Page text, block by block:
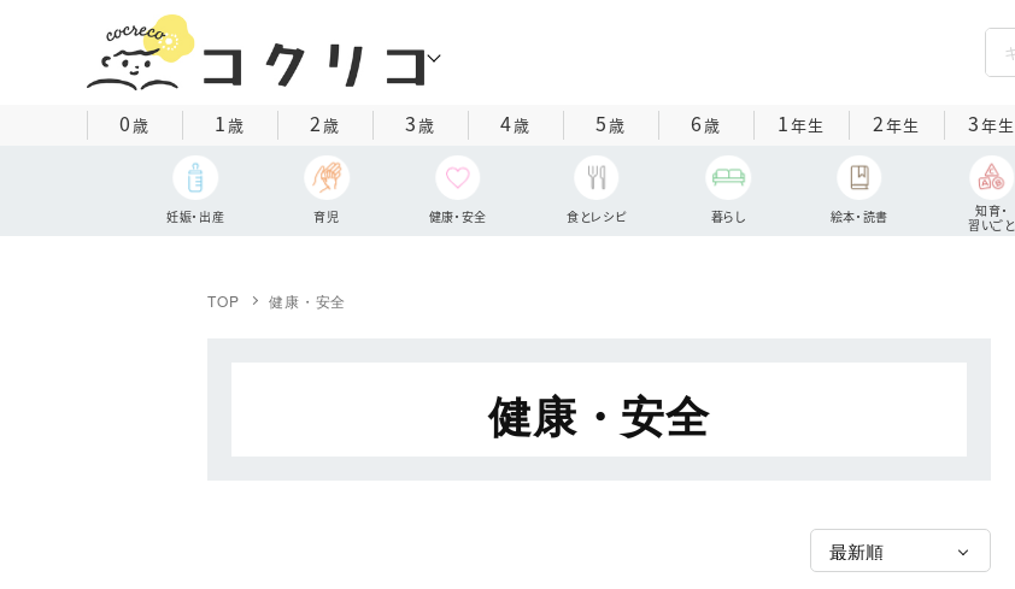
0歳 1歳 2歳 3歳 4歳 5歳 6歳 1年生 2年生 3年生
妊娠・出産 育児 健康・安全 食とレシピ 暮らし 絵本・読書
知育・
習いごと
TOP 健康・安全
健康・安全